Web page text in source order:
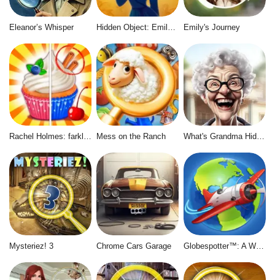
Eleanor’s Whisper Emily's Journey
Rachel Holmes: farklılıkları Mess on the Ranch What's Grandma Hiding
Mysteriez! 3 Chrome Cars Garage Globespotter™: A World of Difference™